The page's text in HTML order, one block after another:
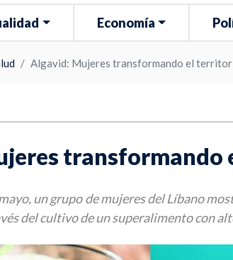
Economía
Algavid: Mujeres transformando el
un grupo de mujeres del Líbano
del cultivo de un superalimento con